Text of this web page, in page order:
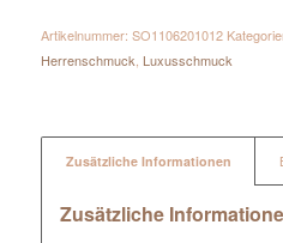
Artikelnummer: SO1106201012
Herrenschmuck Luxusschmuck
Zusätzliche Informationen
Zusätzliche